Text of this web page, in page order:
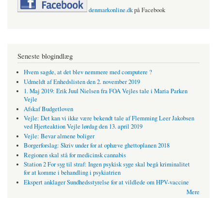
denmarkonline.dkpå Facebook
Seneste blogindlæg
Hvem sagde, at det blev nemmere med computere ?
Udmeldt af Enhedslisten den 2. november 2019
1. Maj 2019: Erik Juul Nielsen fra FOA Vejles tale i Maria Parken
Vejle
Afskaf Budgetloven
Vejle: Det kan vi ikke være bekendt tale af Flemming Leer Jakobsen
ved Hjerteaktion Vejle lørdag den 13. april 2019
Vejle: Bevar almene boliger
Borgerforslag: Skriv under for at ophæve ghettoplanen 2018
Regionen skal stå for medicinsk cannabis
Station 2 For syg til straf: Ingen psykisk syge skal begå kriminalitet
for at komme i behandling i psykiatrien
Ekspert anklager Sundhedsstyrelse for at vildlede om HPV-vaccine
Mere